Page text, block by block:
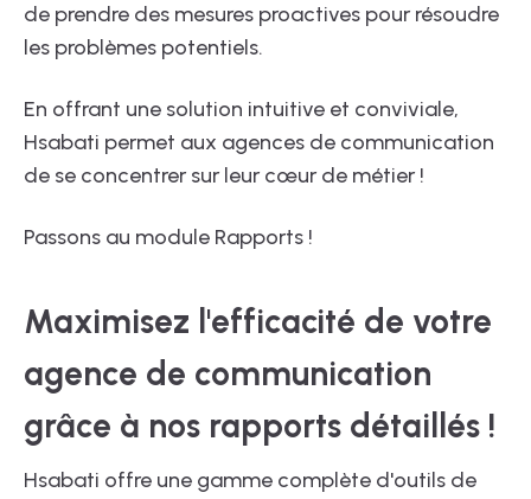
de prendre des mesures proactives pour résoudre
les problèmes potentiels.
En offrant une solution intuitive et conviviale,
Hsabati permet aux agences de communication
de se concentrer sur leur cœur de métier !
Passons au module Rapports !
Maximisez l'efficacité de votre
agence de communication
grâce à nos rapports détaillés !
Hsabati offre une gamme complète d'outils de